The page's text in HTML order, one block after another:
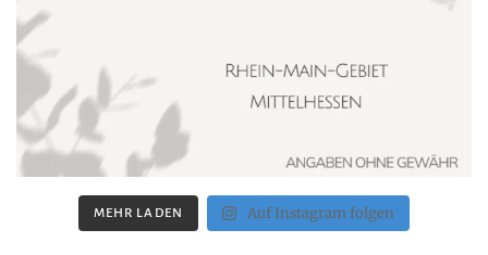
MEHR LADEN Auf Instagram folgen